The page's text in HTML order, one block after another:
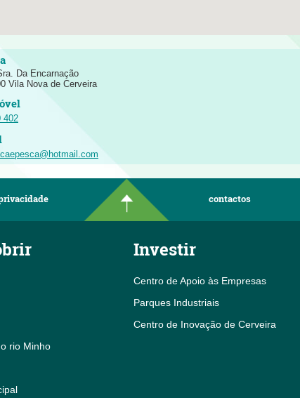
Da Encarnação
Vila Nova de Cerveira
402
contactos
rio Minho
Investir
Centro de Apoio às Empresas
Parques Industriais
Centro de Inovação de Cerveira